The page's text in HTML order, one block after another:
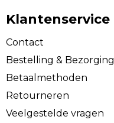
Klantenservice
Contact
Bestelling & Bezorging
Betaalmethoden
Retourneren
Veelgestelde vragen